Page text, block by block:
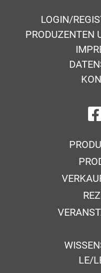
LOGIN/
PRODUZENTEN
LE/